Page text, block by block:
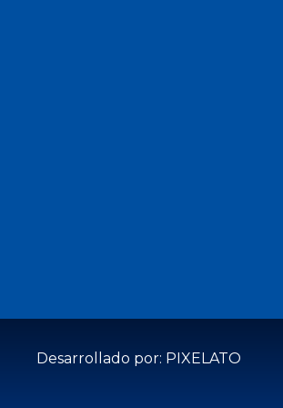
Desarrollado por: PIXELATO